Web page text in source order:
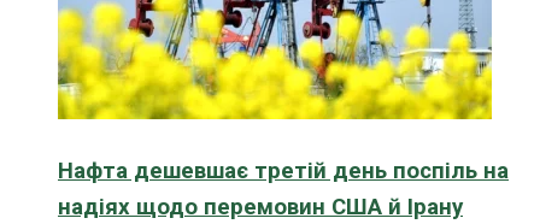
Нафта дешевшає третій день поспіль на
надіях щодо перемовин США й Ірану